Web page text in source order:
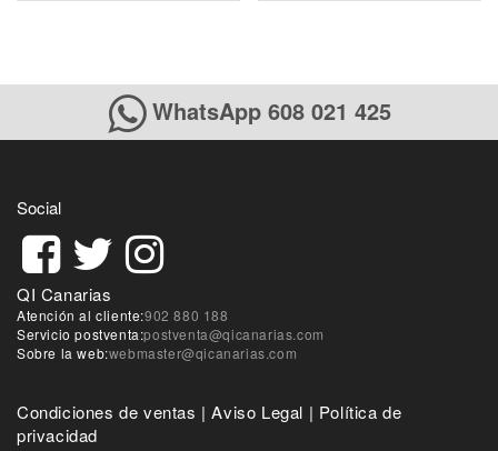
WhatsApp 608 021 425
Social
QI Canarias
Atención al cliente:902 880 188
Servicio postventa:postventa@qicanarias.com
Sobre la web:webmaster@qicanarias.com
Condiciones de ventas |Aviso Legal | Política de
privacidad